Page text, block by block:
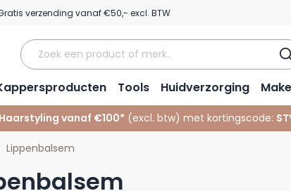
verzending vanaf €50,- excl. BTW
Tools Huidverzorging
Haarstyling vanaf €100* (excl. btw) met kortingscode:
Lippenbalsem